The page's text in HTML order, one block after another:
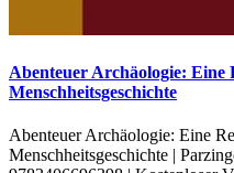
Abenteuer Archäologie: Eine
Menschheitsgeschichte
Abenteuer Archäologie: Eine
Menschheitsgeschichte |